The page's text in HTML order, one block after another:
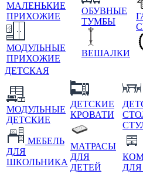
МАЛЕНЬКИЕ
ПРИХОЖИЕ
МОДУЛЬНЫЕ
ПРИХОЖИЕ
ОБУВНЫЕ
ТУМБЫ
ВЕШАЛКИ
ДЕТСКАЯ
МОДУЛЬНЫЕ
ДЕТСКИЕ
МЕБЕЛЬ
ДЛЯ
ШКОЛЬНИКА
ДЕТСКИЕ
КРОВАТИ
МАТРАСЫ
ДЛЯ
ДЕТЕЙ